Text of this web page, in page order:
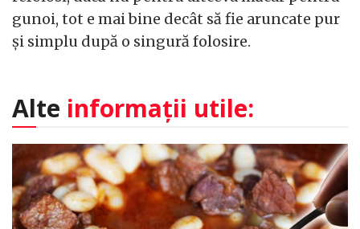
gunoi, tot e mai bine decât să fie aruncate pur
și simplu după o singură folosire.
Alte informații utile: